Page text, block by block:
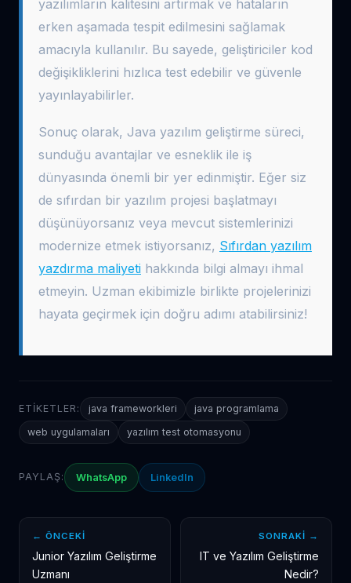
yazılımların kalitesini artırmak ve hataların
erken aşamada tespit edilmesini sağlamak
amacıyla kullanılır. Bu sayede, geliştiriciler kod
değişikliklerini hızlıca test edebilir ve güvenle
yayınlayabilirler.
Sonuç olarak, Java yazılım geliştirme süreci,
sunduğu avantajlar ve esneklik ile iş
dünyasında önemli bir yer edinmiştir. Eğer siz
de sıfırdan bir yazılım projesi başlatmayı
düşünüyorsanız veya mevcut sistemlerinizi
modernize etmek istiyorsanız, Sıfırdan yazılım
yazdırma maliyeti hakkında bilgi almayı ihmal
etmeyin. Uzman ekibimizle birlikte projelerinizi
hayata geçirmek için doğru adımı atabilirsiniz!
ETIKETLER: java frameworkleri
java programlama
web uygulamaları
yazılım test otomasyonu
PAYLAŞ: WhatsApp LinkedIn
← ÖNCEKI
Junior Yazılım Geliştirme
Uzmanı
SONRAKI →
IT ve Yazılım Geliştirme
Nedir?